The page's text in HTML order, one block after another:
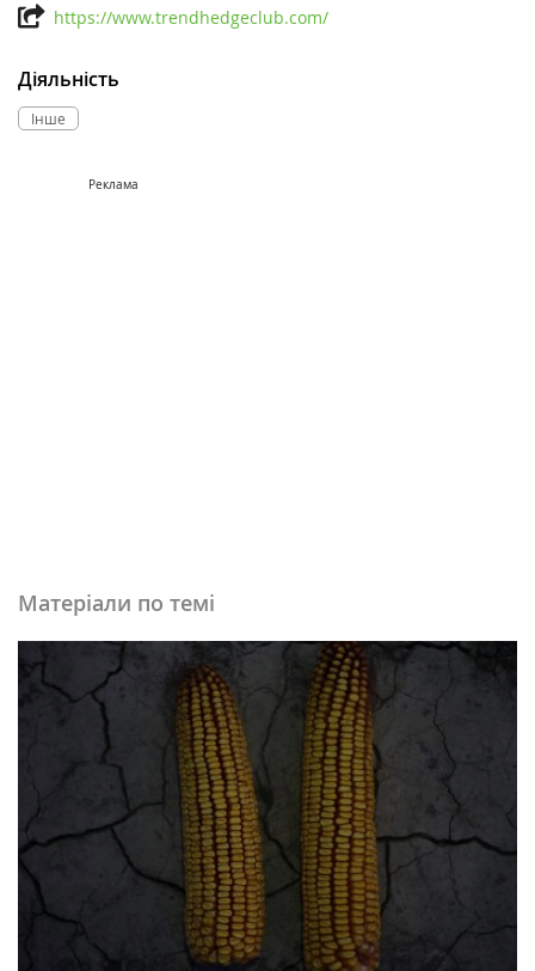
https://www.trendhedgeclub.com/
Діяльність
Інше
Реклама
Матеріали по темі